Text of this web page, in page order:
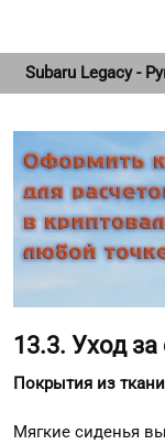
Subaru Legacy -
13.3. Уход
Покрытия из ткани
Мягкие сиденья